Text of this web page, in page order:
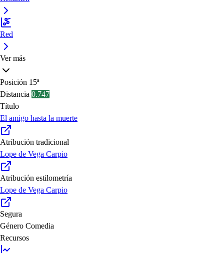
Red
Ver más
Posición 15ª
Distancia 0.747
Título
El amigo hasta la muerte
Atribución tradicional
Lope de Vega Carpio
Atribución estilometría
Lope de Vega Carpio
Segura
Género Comedia
Recursos